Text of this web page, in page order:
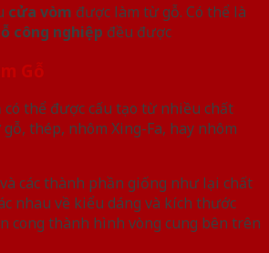
cửa vòm được làm từ gỗ. Có thể là
công nghiệp đều được
Gỗ
có thể được cấu tạo từ nhiều chất
thép, nhôm Xing-Fa, hay nhôm
các thành phần giống như lại chất
nhau về kiểu dáng và kích thước
cong thành hình vòng cung bên trên